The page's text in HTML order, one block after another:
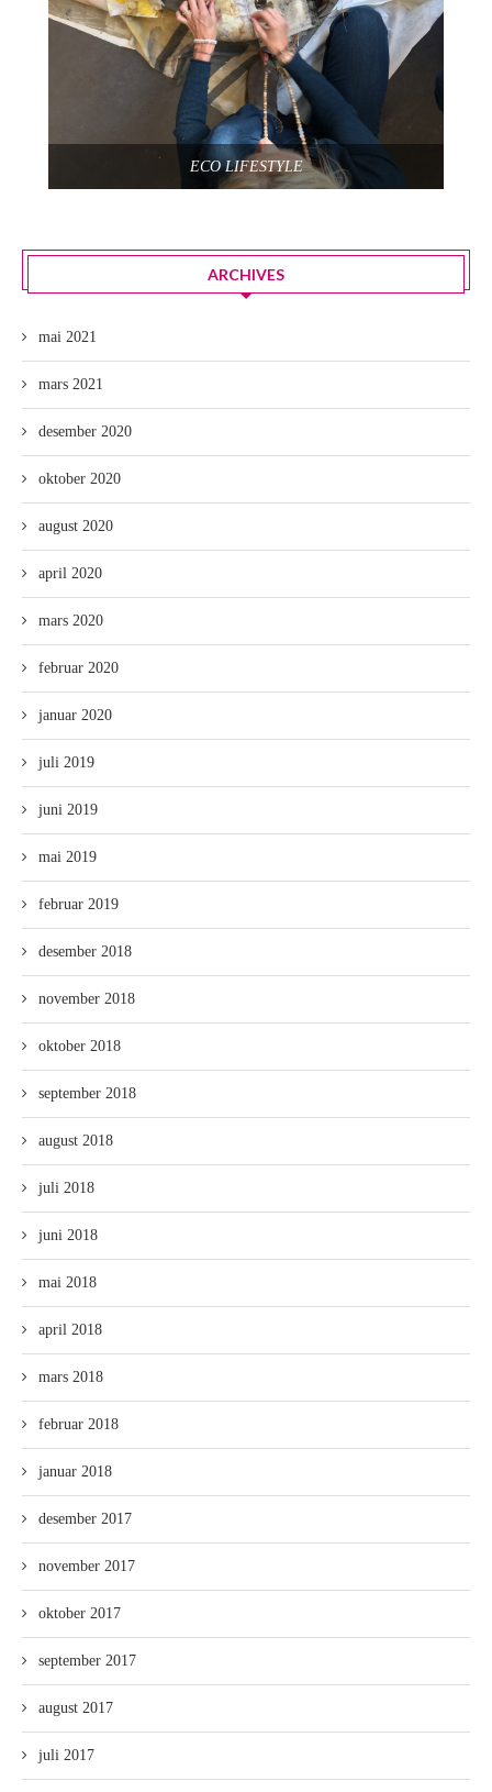
ECO LIFESTYLE
ARCHIVES
mai 2021
mars 2021
desember 2020
oktober 2020
august 2020
april 2020
mars 2020
februar 2020
januar 2020
juli 2019
juni 2019
mai 2019
februar 2019
desember 2018
november 2018
oktober 2018
september 2018
august 2018
juli 2018
juni 2018
mai 2018
april 2018
mars 2018
februar 2018
januar 2018
desember 2017
november 2017
oktober 2017
september 2017
august 2017
juli 2017